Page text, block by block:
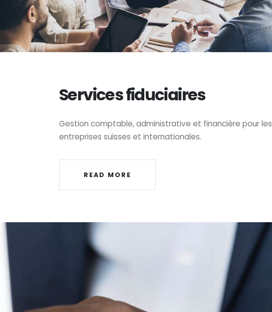
Services fiduciaires
Gestion comptable, administrative et financière pour les
entreprises suisses et internationales.
READ MORE